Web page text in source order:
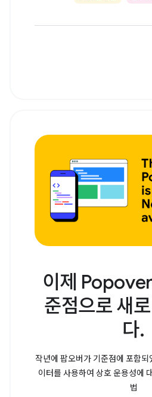
이제
준점으로 새
다.
작년에 팝오버가 기준점에 포함되
이터를 사용하여 상호 운용성에
법